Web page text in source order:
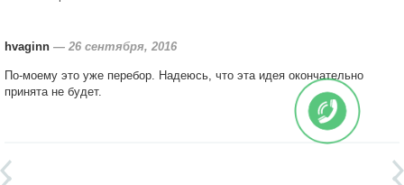
hvaginn — 26 сентября, 2016
По-моему это уже перебор. Надеюсь, что эта идея окончательно
принята не будет.